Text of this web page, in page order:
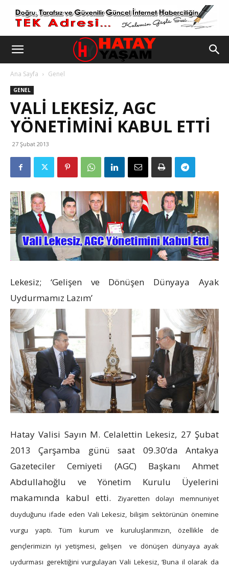
Ana Sayfa Genel
GENEL
VALI LEKESIZ, AGC
YÖNETIMINI KABUL ETTI
27 Şubat 2013
Lekesiz; ‘Gelişen ve Dönüşen Dünyaya Ayak
Uydurmamız Lazım’
Hatay Valisi Sayın M. Celalettin Lekesiz, 27 Şubat
2013 Çarşamba günü saat 09.30’da Antakya
Gazeteciler Cemiyeti (AGC) Başkanı Ahmet
Abdullahoğlu ve Yönetim Kurulu Üyelerini
makamında kabul etti.
Ziyaretten dolayı memnuniyet
duyduğunu ifade eden Vali Lekesiz, bilişim sektörünün önemine
vurgu yaptı.Tüm kurum ve kuruluşlarımızın, özellikle de
gençlerimizin iyi yetişmesi, gelişen ve dönüşen dünyaya ayak
uydurması gerektiğini vurgulayan Vali Lekesiz, ‘Buna il olarak da